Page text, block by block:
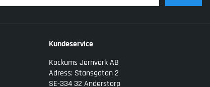
Kundeservice
Kockums Jernverk AB
Adress: Stansgatan 2
SE-334 32 Anderstorp